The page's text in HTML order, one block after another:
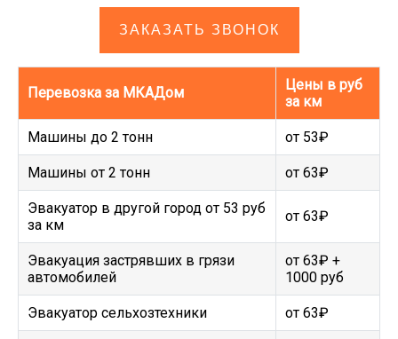
ЗАКАЗАТЬ ЗВОНОК
Перевозка за МКАДом
Цены в руб
за км
Машины до 2 тонн от 53₽
Машины от 2 тонн от 63₽
Эвакуатор в другой город от 53 руб
за км
от 63₽
Эвакуация застрявших в грязи
автомобилей
от 63₽ +
1000 руб
Эвакуатор сельхозтехники от 63₽